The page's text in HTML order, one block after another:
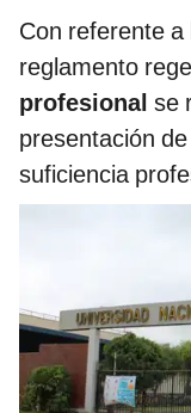
Con referente
reglamento
profesional se
presentación
suficiencia